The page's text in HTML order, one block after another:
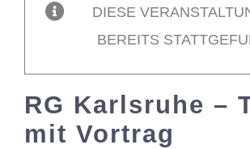
Mitglieder / Login
Kontakt
DIESE
BEREITS
RG Karlsruhe –
mit Vortrag